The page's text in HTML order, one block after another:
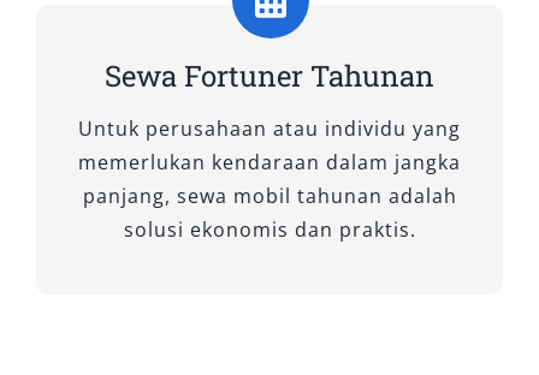
kunci maupun paket sewa dengan sopir.
2. Fortuner 2.8 VRZ TSS 4×2 A/T
Merupakan varian unggulan dengan fitur
Toyota Safety Sense (TSS) untuk peningkatan
keamanan. Daya tarik utama dari unit ini
terletak pada performa mesin 2.8L dan
Sewa Fortuner Tahunan
Untuk perusahaan atau individu yang
memerlukan kendaraan dalam jangka
panjang, sewa mobil tahunan adalah
solusi ekonomis dan praktis.